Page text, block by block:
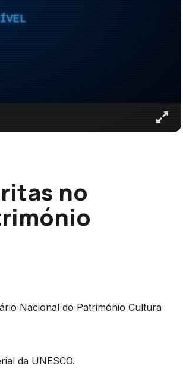
no
Nacional do Património Cultura
da UNESCO.